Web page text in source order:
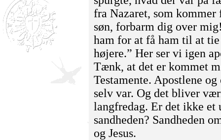
fra Nazaret, som
søn, forbarm dig over
ham for at få ham til at
højere.” Her ser vi igen
Tænk, at det er kommet
Testamente. Apostlene
selv var. Og det bliver
langfredag. Er det ikke
sandheden? Sandheden
og Jesus.